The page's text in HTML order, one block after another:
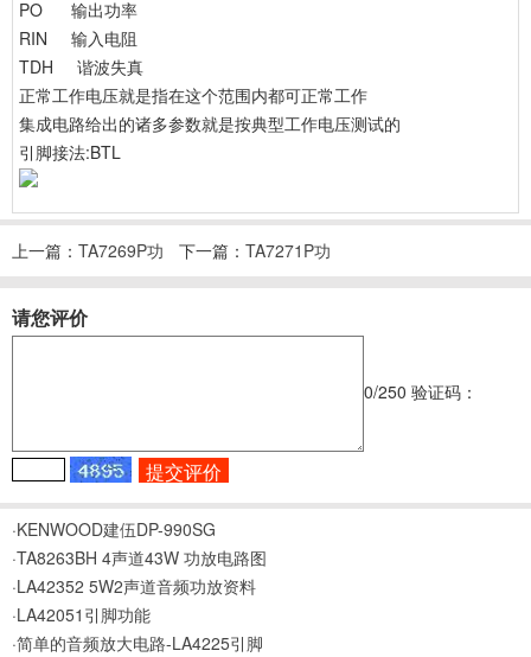
PO 输出功率
RIN 输入电阻
TDH 谐波失真
正常工作电压就是指在这个范围内都可正常工作
集成电路给出的诸多参数就是按典型工作电压测试的
引脚接法:BTL
上一篇： TA7269P功 下一篇：TA7271P功
请您评价
0/250 验证码：
·KENWOOD建伍DP-990SG
·TA8263BH 4声道43W 功放电路图
·LA42352 5W2声道音频功放资料
·LA42051引脚功能
·简单的音频放大电路-LA4225引脚